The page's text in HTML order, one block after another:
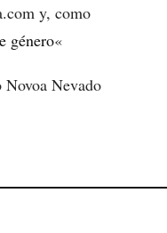
y, como
género«
Novoa Nevado